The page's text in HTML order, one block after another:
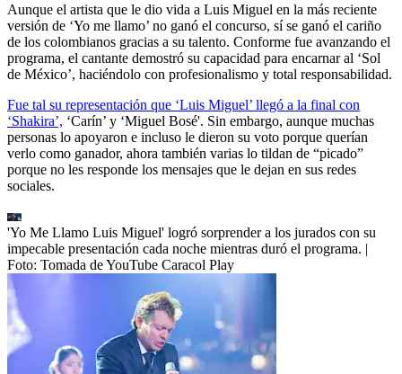
Aunque el artista que le dio vida a Luis Miguel en la más reciente
versión de ‘Yo me llamo’ no ganó el concurso, sí se ganó el cariño
de los colombianos gracias a su talento. Conforme fue avanzando el
programa, el cantante demostró su capacidad para encarnar al ‘Sol
de México’, haciéndolo con profesionalismo y total responsabilidad.
Fue tal su representación que ‘Luis Miguel’ llegó a la final con
‘Shakira’, ‘Carín’ y ‘Miguel Bosé'. Sin embargo, aunque muchas
personas lo apoyaron e incluso le dieron su voto porque querían
verlo como ganador, ahora también varias lo tildan de “picado”
porque no les responde los mensajes que le dejan en sus redes
sociales.
'Yo Me Llamo Luis Miguel' logró sorprender a los jurados con su
impecable presentación cada noche mientras duró el programa. |
Foto: Tomada de YouTube Caracol Play